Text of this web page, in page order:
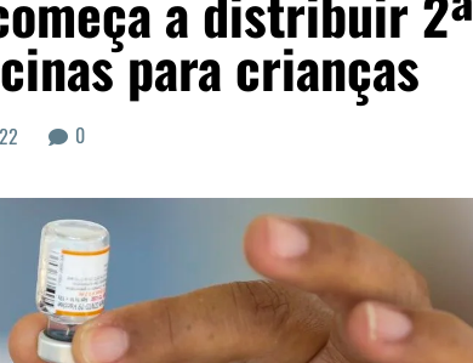
para crianças
0